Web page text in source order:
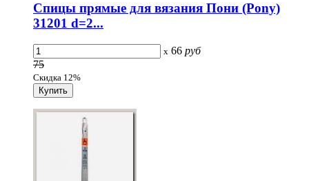
Спицы прямые для вязания Пони (Pony)
31201 d=2...
x 66 руб
75
Скидка 12%